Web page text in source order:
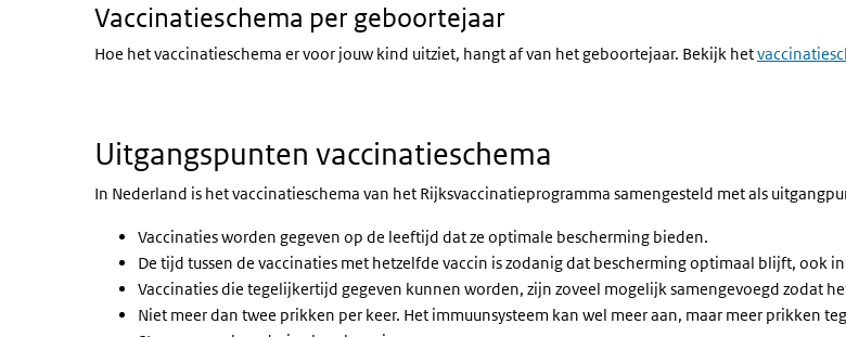
Vaccinatieschema per geboortejaar
Hoe het vaccinatieschema er voor jouw kind uitziet, hangt af van het geboortejaar. Bekijk het
Uitgangspunten vaccinatieschema
In Nederland is het vaccinatieschema van het Rijksvaccinatieprogramma samengesteld met als
Vaccinaties worden gegeven op de leeftijd dat ze optimale bescherming bieden.
De tijd tussen de vaccinaties met hetzelfde vaccin is zodanig dat bescherming optimaal blijft, ook
Vaccinaties die tegelijkertijd gegeven kunnen worden, zijn zoveel mogelijk samengevoegd zodat
Niet meer dan twee prikken per keer. Het immuunsysteem kan wel meer aan, maar meer prikken